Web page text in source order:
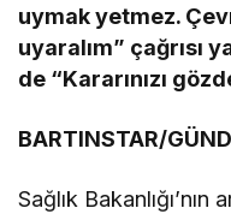
uymak yetmez.
uyaralım” çağrısı
de “Kararınızı
BARTINSTAR/
Sağlık